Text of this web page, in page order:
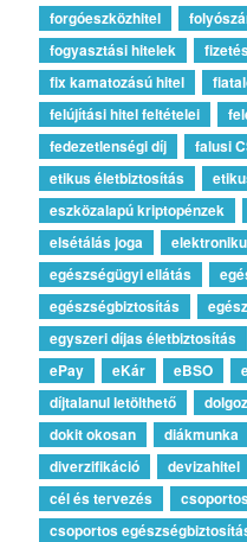
forgóeszközhitel
fogyasztási hitelek
fix kamatozású hitel
felújítási hitel feltételei
fedezetlenségi díj
falusi
etikus életbiztosítás
eszközalapú kriptopénzek
elsétálás joga
egészségügyi ellátás
egészségbiztosítás
egyszeri díjas életbiztosítás
ePay
eKár eBSO
díjtalanul letölthető
dokit okosan
diákmunka
diverzifikáció
devizahitel
cél és tervezés
csoportos